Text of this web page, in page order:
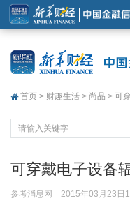
首页 > 财趣生活 > 尚品 > 可
可穿戴电子设备
参考消息网 2015年03月23日